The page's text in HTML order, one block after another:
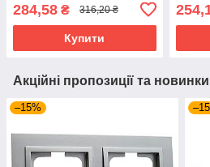
284,58 ₴ 316,20 ₴
Купити
Акційні пропозиції та новинки
–15%